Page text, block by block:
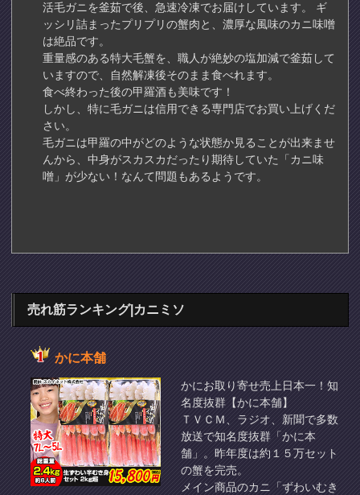
活毛ガニを釜茹で後、急速冷凍でお届けしています。 ギ
ッシリ詰まったプリプリの蟹肉と、濃厚な風味のカニ味噌
は絶品です。
重量感のある特大毛蟹を、職人が絶妙の塩加減で釜茹して
いますので、自然解凍後そのまま食べれます。
食べ終わった後の甲羅酒も美味です！
しかし、特に毛ガニは信用できる専門店でお買い上げくだ
さい。
毛ガニは甲羅の中がどのような状態か見ることが出来ませ
んから、中身がスカスカだったり期待していた「カニ味
噌」が少ない！なんて問題もあるようです。
売れ筋ランキング|カニミソ
かに本舗
かにお取り寄せ売上日本一！知
名度抜群【かに本舗】
ＴＶＣＭ、ラジオ、新聞で多数
放送で知名度抜群「かに本
舗」。昨年度は約１５万セット
の蟹を完売。
メイン商品のカニ「ずわいむき